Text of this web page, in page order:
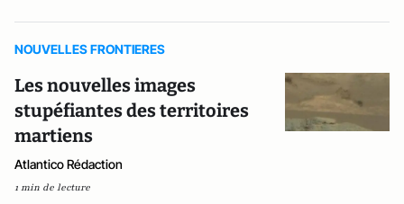
NOUVELLES FRONTIERES
Les nouvelles images
stupéfiantes des territoires
martiens
Atlantico Rédaction
1 min de lecture